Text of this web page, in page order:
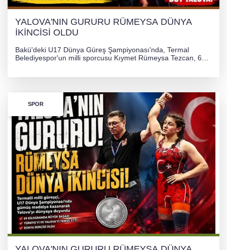
YALOVA'NIN GURURU RÜMEYSA DÜNYA
İKİNCİSİ OLDU
Bakü'deki U17 Dünya Güreş Şampiyonası'nda, Termal
Belediyespor'un milli sporcusu Kıymet Rümeysa Tezcan, 69
SPOR